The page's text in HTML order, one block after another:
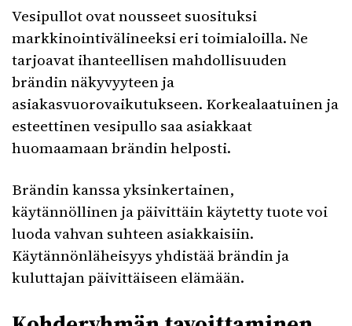
Vesipullot ovat nousseet suosituksi
markkinointivälineeksi eri toimialoilla. Ne
tarjoavat ihanteellisen mahdollisuuden
brändin näkyvyyteen ja
asiakasvuorovaikutukseen. Korkealaatuinen ja
esteettinen vesipullo saa asiakkaat
huomaamaan brändin helposti.
Brändin kanssa yksinkertainen,
käytännöllinen ja päivittäin käytetty tuote voi
luoda vahvan suhteen asiakkaisiin.
Käytännönläheisyys yhdistää brändin ja
kuluttajan päivittäiseen elämään.